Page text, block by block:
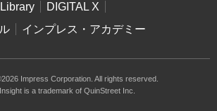
DIGITAL X
インプレス・アカデミー
Impress Corporation. All rights reserved.
is a trademark of QuinStreet Inc.